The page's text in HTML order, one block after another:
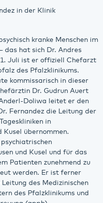
in der Klinik
kranke Menschen im
das hat sich Dr. Andres
Juli ist er offiziell Chefarzt
des Pfalzklinikums.
kommissarisch in dieser
Dr. Gudrun Auert
Doliwa leitet er den
Fernandez die Leitung der
in
Kusel übernommen.
und Kusel und für das
Patienten zunehmend zu
werden. Er ist ferner
des Medizinischen
des Pfalzklinikums und